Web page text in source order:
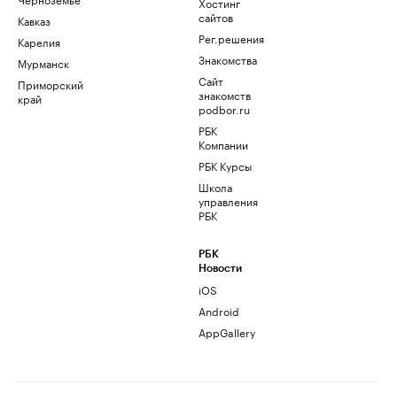
Кавказ
Карелия
Мурманск
Приморский
край
сайтов
Рег.решения
Знакомства
Сайт
знакомств
podbor.ru
РБК
Компании
РБК Курсы
Школа
управления
РБК
РБК
Новости
iOS
Android
AppGallery